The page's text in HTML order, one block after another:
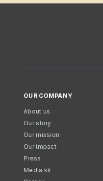
OUR COMPANY
About us
Our story
Our mission
Our impact
Press
Media kit